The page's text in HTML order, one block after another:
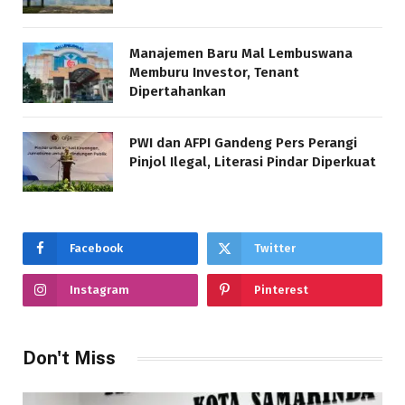
Manajemen Baru Mal Lembuswana
Memburu Investor, Tenant
Dipertahankan
PWI dan AFPI Gandeng Pers Perangi
Pinjol Ilegal, Literasi Pindar Diperkuat
Facebook Twitter
Instagram Pinterest
Don't Miss